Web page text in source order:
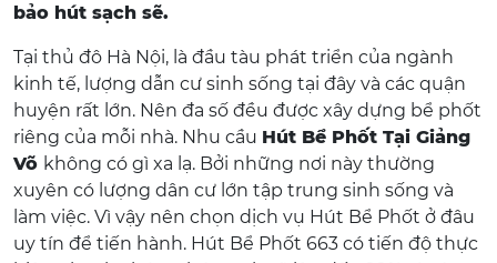
bảo hút sạch sẽ.
Tại thủ đô Hà Nội, là đầu tàu phát triển của ngành
kinh tế, lượng dẫn cư sinh sống tại đây và các quận
huyện rất lớn. Nên đa số đều được xây dựng bể phốt
riêng của mỗi nhà. Nhu cầu Hút Bể Phốt Tại Giảng
Võ không có gì xa lạ. Bởi những nơi này thường
xuyên có lượng dân cư lớn tập trung sinh sống và
làm việc. Vì vậy nên chọn dịch vụ Hút Bể Phốt ở đâu
uy tín để tiến hành. Hút Bể Phốt 663 có tiến độ thực